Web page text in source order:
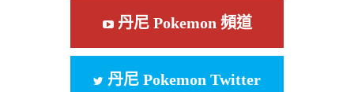
丹尼 Pokemon 頻道
丹尼 Pokemon Twitter